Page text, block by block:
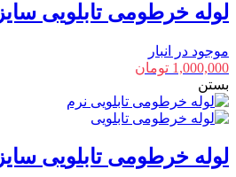
لوله خرطومی تابلویی سایز 25
موجود در انبار
1,000,000 تومان
بستن
لوله خرطومی تابلویی سایز 13